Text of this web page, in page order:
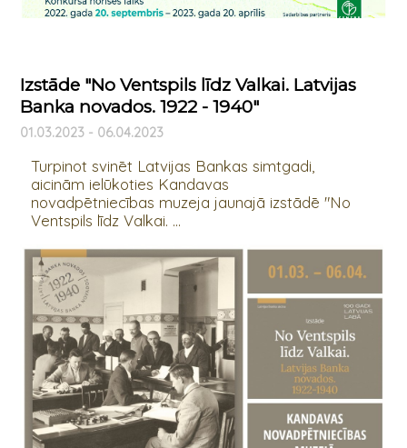
Izstāde "No Ventspils līdz Valkai. Latvijas
Banka novados. 1922 - 1940"
01.03.2023 - 06.04.2023
Turpinot svinēt Latvijas Bankas simtgadi,
aicinām ielūkoties Kandavas
novadpētniecības muzeja jaunajā izstādē "No
Ventspils līdz Valkai. ...